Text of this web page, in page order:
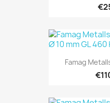
Famag